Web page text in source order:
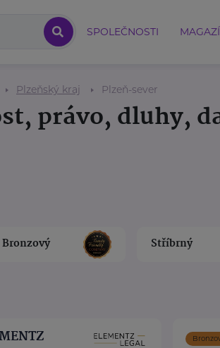
SPOLEČNOSTI
Plzeňský kraj Plzeň-sever
právo, dluhy,
Bronzový Stříbrný